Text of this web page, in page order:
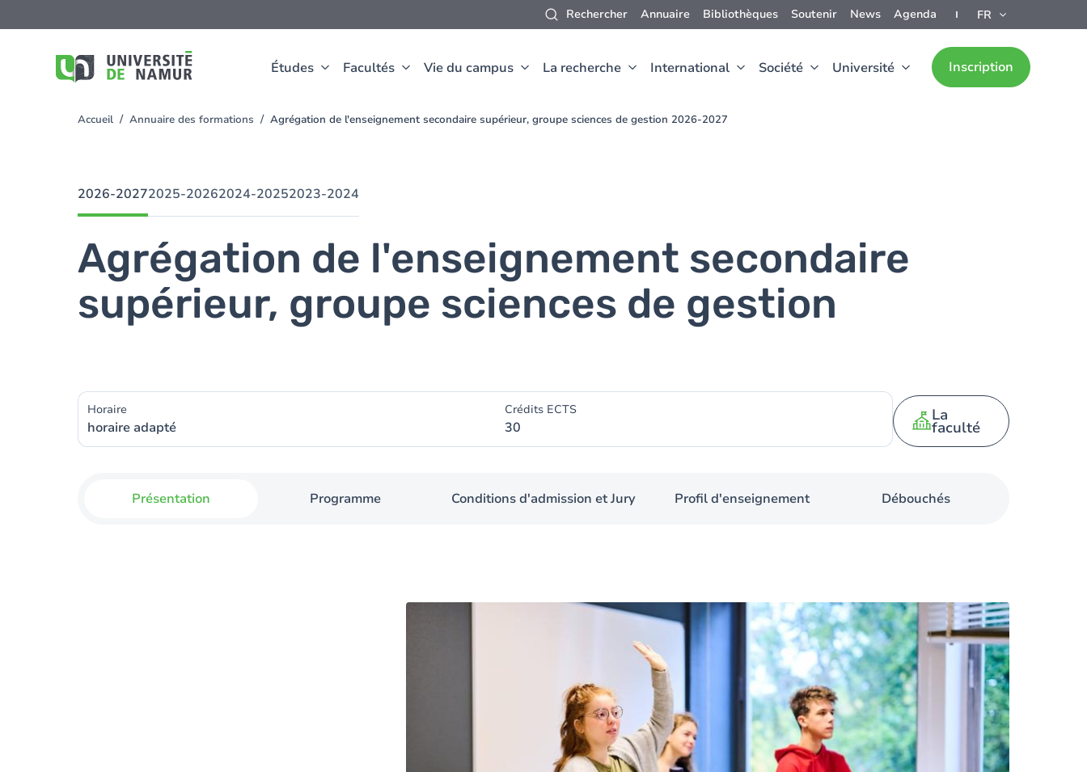
Rechercher Annuaire Bibliothèques Soutenir News Agenda FR
Études Facultés Vie du campus La recherche International Société Université Inscription
au
You
Accueil Annuaire des formations Agrégation de l'enseignement secondaire supérieur, groupe sciences de gestion 2026-2027
2026-20272025-20262024-20252023-2024
Agrégation de l'enseignement secondaire
supérieur, groupe sciences de gestion
Horaire
horaire adapté
Crédits ECTS
30
La
faculté
Présentation Programme Conditions d'admission et Jury Profil d'enseignement Débouchés